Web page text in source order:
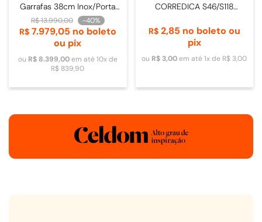
Garrafas 38cm Inox/Porta
de Vidro - 4093840009
R$13.990,00 -40%
R$ 7.979,05 no boleto
ou pix
ou R$ 8.399,00em até10x de
R$ 839,90
CORREDICA S46/S118
R$ 2,85 no boleto ou
pix
ou R$ 3,00em até1x de R$ 3,00